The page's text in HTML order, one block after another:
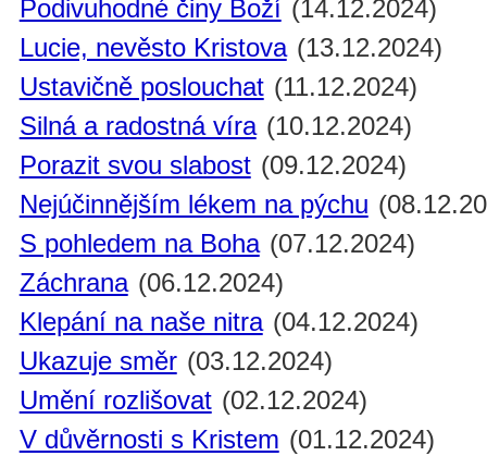
Podivuhodné činy Boží (14.12.2024)
Lucie, nevěsto Kristova (13.12.2024)
Ustavičně poslouchat (11.12.2024)
Silná a radostná víra (10.12.2024)
Porazit svou slabost (09.12.2024)
Nejúčinnějším lékem na pýchu
S pohledem na Boha (07.12.2024)
Záchrana (06.12.2024)
Klepání na naše nitra (04.12.2024)
Ukazuje směr (03.12.2024)
Umění rozlišovat (02.12.2024)
V důvěrnosti s Kristem (01.12.2024)